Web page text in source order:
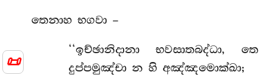
📜
තෙනාහ භගවා –
‘‘ඉච්ඡානිදානා භවසාතබද්ධා, තෙ
දුප්පමුඤ්චා න හි අඤ්ඤමොක්ඛා;